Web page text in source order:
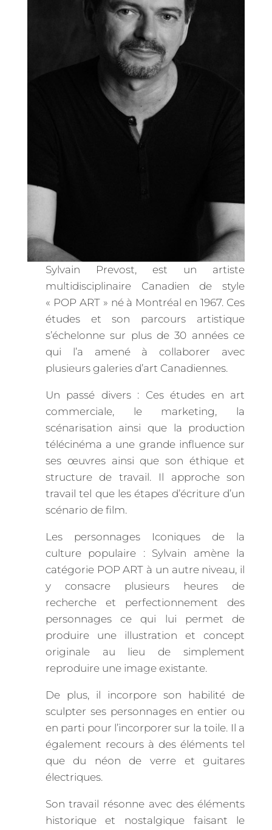
Sylvain Prevost, est un artiste
multidisciplinaire Canadien de style
« POP ART » né à Montréal en 1967. Ces
études et son parcours artistique
s’échelonne sur plus de 30 années ce
qui l’a amené à collaborer avec
plusieurs galeries d’art Canadiennes.
Un passé divers : Ces études en art
commerciale, le marketing, la
scénarisation ainsi que la production
télécinéma a une grande influence sur
ses œuvres ainsi que son éthique et
structure de travail. Il approche son
travail tel que les étapes d’écriture d’un
scénario de film.
Les personnages Iconiques de la
culture populaire : Sylvain amène la
catégorie POP ART à un autre niveau, il
y consacre plusieurs heures de
recherche et perfectionnement des
personnages ce qui lui permet de
produire une illustration et concept
originale au lieu de simplement
reproduire une image existante.
De plus, il incorpore son habilité de
sculpter ses personnages en entier ou
en parti pour l’incorporer sur la toile. Il a
également recours à des éléments tel
que du néon de verre et guitares
électriques.
Son travail résonne avec des éléments
historique et nostalgique faisant le